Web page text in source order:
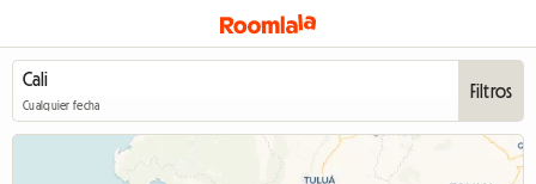
Cualquier fecha
Filtros